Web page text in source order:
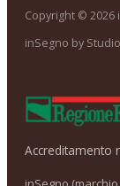
Copyright © 2026
inSegno by Studio
Accreditamento